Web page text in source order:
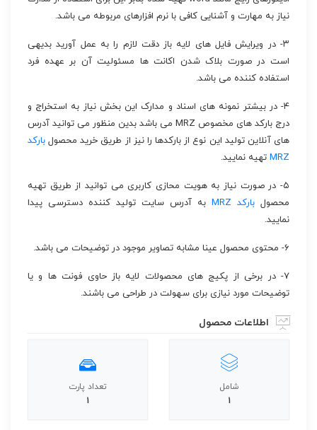
نیاز به مهارت و آشنایی کافی با نرم افزارهای مربوطه می باشد.
۳- در ویرایش فایل های لایه باز دقت لازم را به عمل آورید بدیهی
است در صورت بلاک شدن اکانت ها مسئولیت آن بر عهده فرد
استفاده کننده می باشد.
۴- در بیشتر نمونه های اسناد و مدارک این بخش نیاز به استخراج و
درج بارکد های مخصوص MRZ می باشد بدین منظور می توانید آدرس
های آنلاین تولید این نوع از بارکدها را نیز از طریق خرید محصول بارکد
MRZ تهیه نمایید.
۵- در صورت نیاز به هویت محازی کاربری می توانید از طریق تهیه
محصول بارکد MRZ
به آدرس سایت تولید کننده دسترسی پیدا
نمایید.
۶- محتوی محصول عینا مشابه تصاویر موجود در توضیحات می باشد.
۷- در برخی از پکیج های محصولات لایه باز حاوی فونت ها و یا
توضیحات مورد نیازی برای سهولت در طراحی می باشند.
اطلاعات محصول
شامل
1
تعداد پارت
1